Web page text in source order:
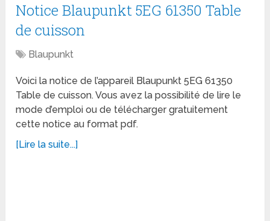
Notice Blaupunkt 5EG 61350 Table
de cuisson
Blaupunkt
Voici la notice de l’appareil Blaupunkt 5EG 61350
Table de cuisson. Vous avez la possibilité de lire le
mode d’emploi ou de télécharger gratuitement
cette notice au format pdf.
[Lire la suite...]